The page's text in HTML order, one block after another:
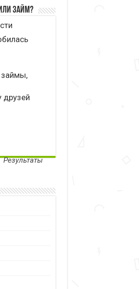
займ?
займы,
друзей
Результаты